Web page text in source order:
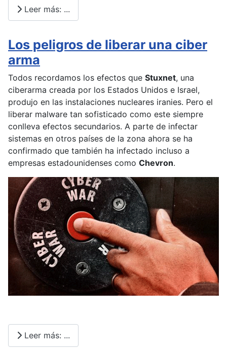
Leer más: ...
Los peligros de liberar una ciber
arma
Todos recordamos los efectos que Stuxnet, una
ciberarma creada por los Estados Unidos e Israel,
produjo en las instalaciones nucleares iranies. Pero el
liberar malware tan sofisticado como este siempre
conlleva efectos secundarios. A parte de infectar
sistemas en otros países de la zona ahora se ha
confirmado que también ha infectado incluso a
empresas estadounidenses como Chevron.
Leer más: ...